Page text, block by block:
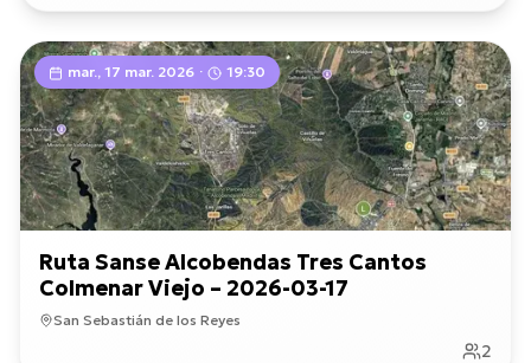
mar., 17 mar. 2026 · 19:30
Ruta Sanse Alcobendas Tres Cantos
Colmenar Viejo – 2026-03-17
San Sebastián de los Reyes
2